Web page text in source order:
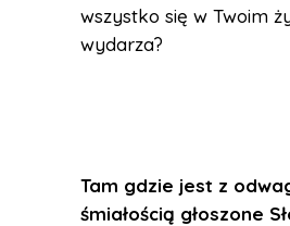
wszystko się w Twoim
wydarza?
Tam gdzie jest z
śmiałością głoszone